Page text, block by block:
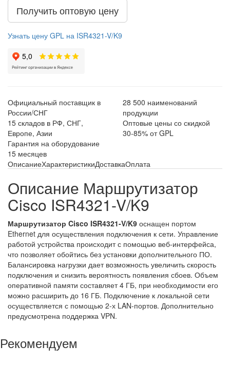
Получить оптовую цену
Узнать цену GPL на ISR4321-V/K9
Официальный поставщик в
России/СНГ
28 500 наименований
продукции
15 складов в РФ, СНГ,
Европе, Азии
Оптовые цены со скидкой
30-85% от GPL
Гарантия на оборудование
15 месяцев
ОписаниеХарактеристикиДоставкаОплата
Описание Маршрутизатор
Cisco ISR4321-V/K9
Маршрутизатор Cisco ISR4321-V/K9 оснащен портом
Ethernet для осуществления подключения к сети. Управление
работой устройства происходит с помощью веб-интерфейса,
что позволяет обойтись без установки дополнительного ПО.
Балансировка нагрузки дает возможность увеличить скорость
подключения и снизить вероятность появления сбоев. Объем
оперативной памяти составляет 4 ГБ, при необходимости его
можно расширить до 16 ГБ. Подключение к локальной сети
осуществляется с помощью 2-х LAN-портов. Дополнительно
предусмотрена поддержка VPN.
Рекомендуем